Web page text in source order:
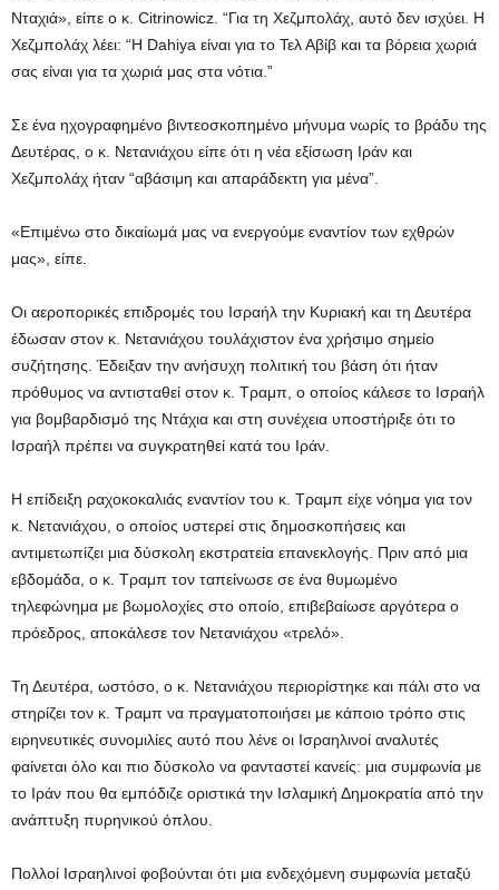
Νταχιά», είπε ο κ. Citrinowicz. “Για τη Χεζμπολάχ, αυτό δεν ισχύει. Η
Χεζμπολάχ λέει: “Η Dahiya είναι για το Τελ Αβίβ και τα βόρεια χωριά
σας είναι για τα χωριά μας στα νότια.”
Σε ένα ηχογραφημένο βιντεοσκοπημένο μήνυμα νωρίς το βράδυ της
Δευτέρας, ο κ. Νετανιάχου είπε ότι η νέα εξίσωση Ιράν και
Χεζμπολάχ ήταν “αβάσιμη και απαράδεκτη για μένα”.
«Επιμένω στο δικαίωμά μας να ενεργούμε εναντίον των εχθρών
μας», είπε.
Οι αεροπορικές επιδρομές του Ισραήλ την Κυριακή και τη Δευτέρα
έδωσαν στον κ. Νετανιάχου τουλάχιστον ένα χρήσιμο σημείο
συζήτησης. Έδειξαν την ανήσυχη πολιτική του βάση ότι ήταν
πρόθυμος να αντισταθεί στον κ. Τραμπ, ο οποίος κάλεσε το Ισραήλ
για βομβαρδισμό της Ντάχια και στη συνέχεια υποστήριξε ότι το
Ισραήλ πρέπει να συγκρατηθεί κατά του Ιράν.
Η επίδειξη ραχοκοκαλιάς εναντίον του κ. Τραμπ είχε νόημα για τον
κ. Νετανιάχου, ο οποίος υστερεί στις δημοσκοπήσεις και
αντιμετωπίζει μια δύσκολη εκστρατεία επανεκλογής. Πριν από μια
εβδομάδα, ο κ. Τραμπ τον ταπείνωσε σε ένα θυμωμένο
τηλεφώνημα με βωμολοχίες στο οποίο, επιβεβαίωσε αργότερα ο
πρόεδρος, αποκάλεσε τον Νετανιάχου «τρελό».
Τη Δευτέρα, ωστόσο, ο κ. Νετανιάχου περιορίστηκε και πάλι στο να
στηρίζει τον κ. Τραμπ να πραγματοποιήσει με κάποιο τρόπο στις
ειρηνευτικές συνομιλίες αυτό που λένε οι Ισραηλινοί αναλυτές
φαίνεται όλο και πιο δύσκολο να φανταστεί κανείς: μια συμφωνία με
το Ιράν που θα εμπόδιζε οριστικά την Ισλαμική Δημοκρατία από την
ανάπτυξη πυρηνικού όπλου.
Πολλοί Ισραηλινοί φοβούνται ότι μια ενδεχόμενη συμφωνία μεταξύ